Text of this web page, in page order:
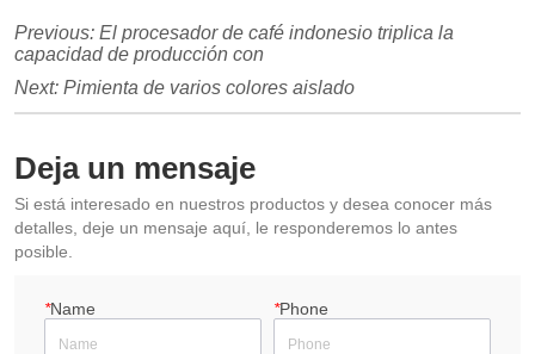
Previous:El procesador de café indonesio triplica la
capacidad de producción con
Next:Pimienta de varios colores aislado
Deja un mensaje
Si está interesado en nuestros productos y desea conocer más
detalles, deje un mensaje aquí, le responderemos lo antes
posible.
*Name *Phone